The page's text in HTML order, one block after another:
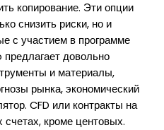
копирование. Эти опции
снизить риски, но и
с участием в программе
довольно
и материалы,
рынка, экономический
CFD или контракты на
кроме центовых.